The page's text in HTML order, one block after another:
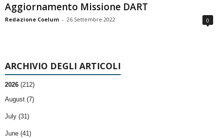
Aggiornamento Missione DART
Redazione Coelum - 26 Settembre 2022 0
ARCHIVIO DEGLI ARTICOLI
2026 (212)
August (7)
July (31)
June (41)